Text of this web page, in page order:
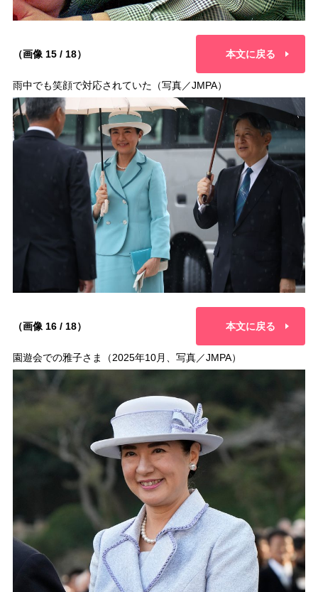
（画像 15 / 18） 本文に戻る
雨中でも笑顔で対応されていた（写真／JMPA）
（画像 16 / 18） 本文に戻る
園遊会での雅子さま（2025年10月、写真／JMPA）